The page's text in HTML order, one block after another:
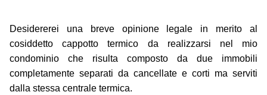
Desidererei una breve opinione legale in merito al
cosiddetto cappotto termico da realizzarsi nel mio
condominio che risulta composto da due immobili
completamente separati da cancellate e corti ma serviti
dalla stessa centrale termica.